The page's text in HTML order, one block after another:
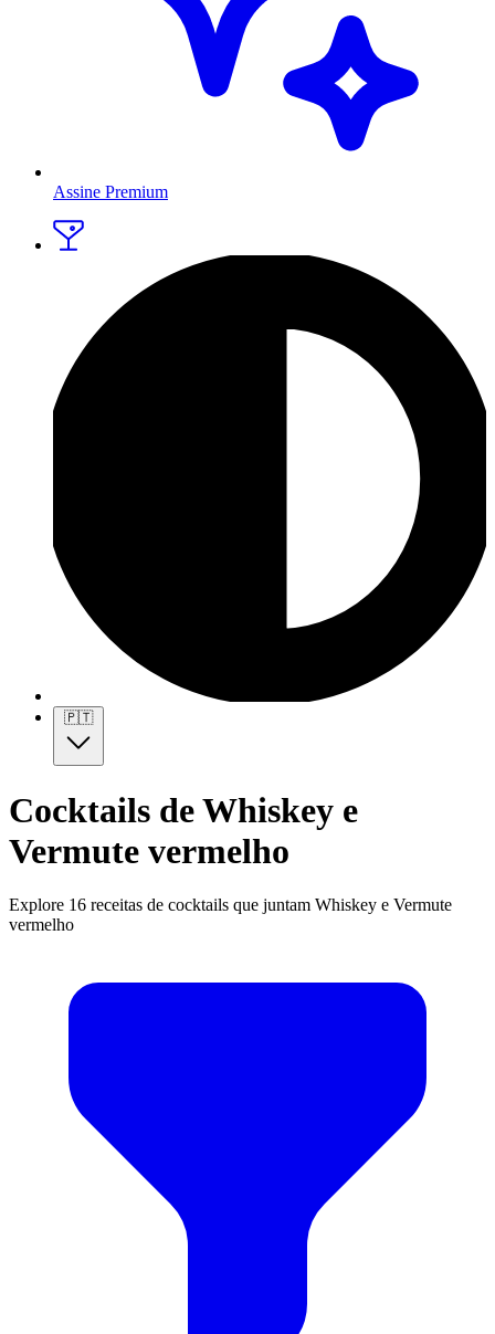
Assine Premium
🇵🇹
Cocktails de Whiskey e
Vermute vermelho
Explore 16 receitas de cocktails que juntam Whiskey e Vermute
vermelho